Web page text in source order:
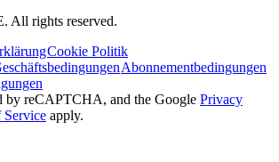
All rights reserved.
Cookie Politik
Abonnementbedingungen
by reCAPTCHA, and the Google Privacy
Service apply.